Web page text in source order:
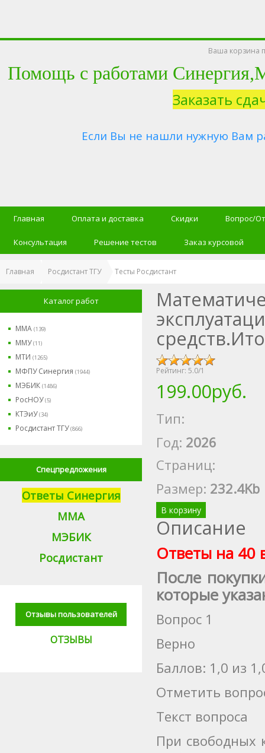
Ваша корзина
Помощь с работами
Заказать
Если Вы не нашли нужную Вам
Главная Оплата и доставка Скидки Вопрос/
Консультация Решение тестов Заказ курсовой
Главная Росдистант ТГУ Тесты Росдистант
Каталог работ
ММА (139)
ММУ(11)
МТИ (1265)
МФПУ Синергия (1944)
МЭБИК (1486)
РосНОУ(5)
КТЭиУ(34)
Росдистант ТГУ(866)
Спецпредложения
Ответы Синергия
ММА
МЭБИК
Росдистант
Отзывы пользователей
ОТЗЫВЫ
Рейтинг: 5.0/1
199.00руб.
Тип:
Год: 2026
Страниц:
Размер: 232.4Kb
В корзину
Описание
Ответы на 40
После
которые
Вопрос 1
Верно
Баллов: 1,0 из
Отметить
Текст вопроса
При свободных